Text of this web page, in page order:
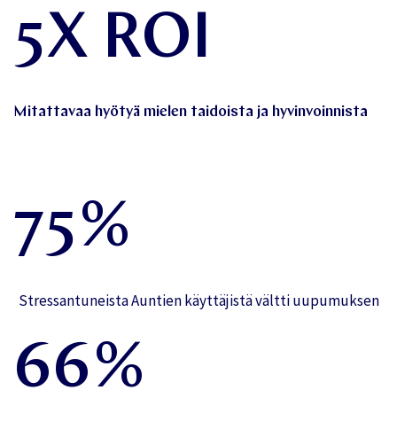
5X ROI
Mitattavaa hyötyä mielen taidoista ja hyvinvoinnista
75%
Stressantuneista Auntien käyttäjistä vältti uupumuksen
66%